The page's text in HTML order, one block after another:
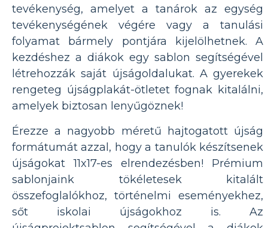
tevékenység, amelyet a tanárok az egység
tevékenységének végére vagy a tanulási
folyamat bármely pontjára kijelölhetnek. A
kezdéshez a diákok egy sablon segítségével
létrehozzák saját újságoldalukat. A gyerekek
rengeteg újságplakát-ötletet fognak kitalálni,
amelyek biztosan lenyűgöznek!
Érezze a nagyobb méretű hajtogatott újság
formátumát azzal, hogy a tanulók készítsenek
újságokat 11x17-es elrendezésben! Prémium
sablonjaink tökéletesek kitalált
összefoglalókhoz, történelmi eseményekhez,
sőt iskolai újságokhoz is. Az